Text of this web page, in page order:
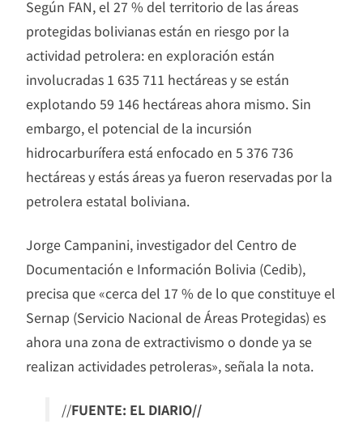
Según FAN, el 27 % del territorio de las áreas
protegidas bolivianas están en riesgo por la
actividad petrolera: en exploración están
involucradas 1 635 711 hectáreas y se están
explotando 59 146 hectáreas ahora mismo. Sin
embargo, el potencial de la incursión
hidrocarburífera está enfocado en 5 376 736
hectáreas y estás áreas ya fueron reservadas por la
petrolera estatal boliviana.
Jorge Campanini, investigador del Centro de
Documentación e Información Bolivia (Cedib),
precisa que «cerca del 17 % de lo que constituye el
Sernap (Servicio Nacional de Áreas Protegidas) es
ahora una zona de extractivismo o donde ya se
realizan actividades petroleras», señala la nota.
//FUENTE: EL DIARIO//